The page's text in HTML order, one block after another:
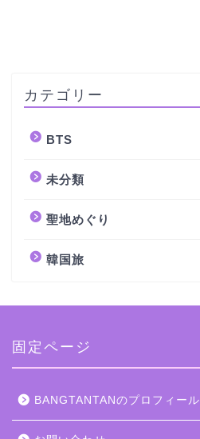
カテゴリー
BTS
未分類
聖地めぐり
韓国旅
固定ページ
BANGTANTANのプロフィール